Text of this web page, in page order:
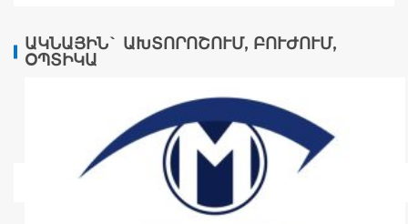
ԱԿՆԱՅԻՆ` ԱԽՏՈՐՈՇՈՒՄ, ԲՈՒԺՈՒՄ,
ՕՊՏԻԿԱ